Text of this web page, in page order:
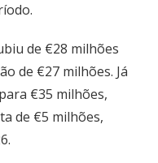
de €28 milhões
de €27 milhões. Já
€35 milhões,
de €5 milhões,